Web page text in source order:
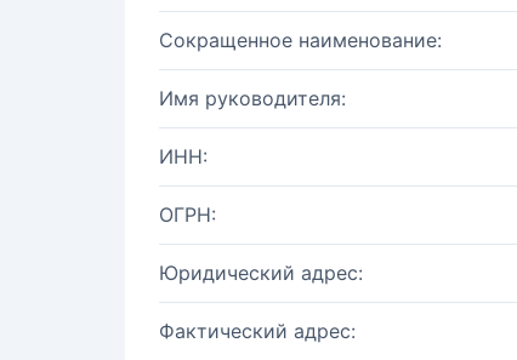
Сокращенное наименование:
Имя руководителя:
ИНН:
ОГРН:
Юридический адрес:
Фактический адрес: